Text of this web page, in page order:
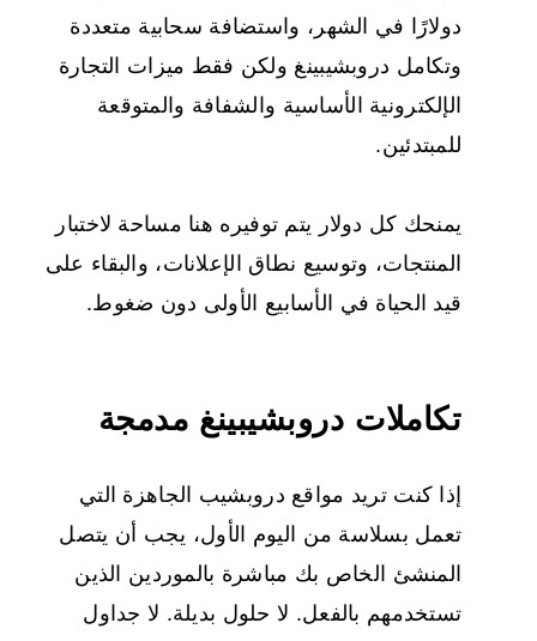
دولارًا في الشهر، واستضافة سحابية متعددة
وتكامل دروبشيبينغ ولكن فقط ميزات التجارة
الإلكترونية الأساسية والشفافة والمتوقعة
للمبتدئين.
يمنحك كل دولار يتم توفيره هنا مساحة لاختبار
المنتجات، وتوسيع نطاق الإعلانات، والبقاء على
قيد الحياة في الأسابيع الأولى دون ضغوط.
تكاملات دروبشيبينغ مدمجة
إذا كنت تريد مواقع دروبشيب الجاهزة التي
تعمل بسلاسة من اليوم الأول، يجب أن يتصل
المنشئ الخاص بك مباشرة بالموردين الذين
تستخدمهم بالفعل. لا حلول بديلة. لا جداول